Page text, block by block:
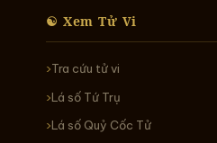
☯ Xem Tử Vi
Tra cứu tử vi
Lá số Tứ Trụ
Lá số Quỷ Cốc Tử